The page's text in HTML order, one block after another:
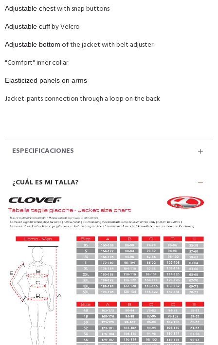
Adjustable chestwith snap buttons
Adjustable cuffby Velcro
Adjustable bottom of the jacket with belt adjuster
"Comfort" inner collar
Elasticized panels on arms
Jacket-pants connection through a loop on the back
ESPECIFICACIONES
¿CUÁL ES MI TALLA?